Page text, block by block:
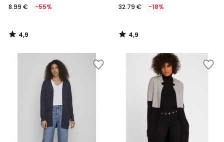
8.99 € -55%
4,9
/
32.79 € -18%
4,9
/